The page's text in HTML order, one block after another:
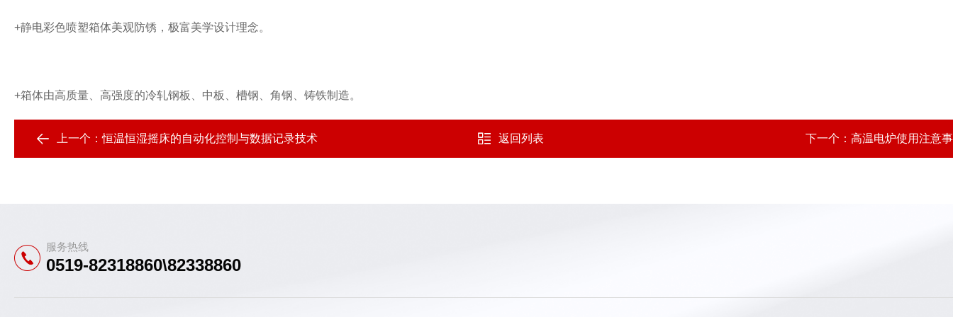
+静电彩色喷塑箱体美观防锈，极富美学设计理念。
+箱体由高质量、高强度的冷轧钢板、中板、槽钢、角钢、铸铁制造。
上一个：恒温恒湿摇床的自动化控制与数据记录技术 返回列表 下一个： 高温电炉使用注意
服务热线
0519-82318860\82338860